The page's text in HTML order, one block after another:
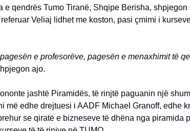
e qendrës Tumo Tiranë, Shqipe Berisha, shpjegon
Veliaj lidhet me koston, pasi çmimi i
e profesorëve, pagesën e menaxhimit të
ajo.
jashtë Piramidës, të rinjtë paguanin një
më edhe drejtuesi i AADF Michael Granoff, edhe
se qiratë e bizneseve të dhëna nga piramida